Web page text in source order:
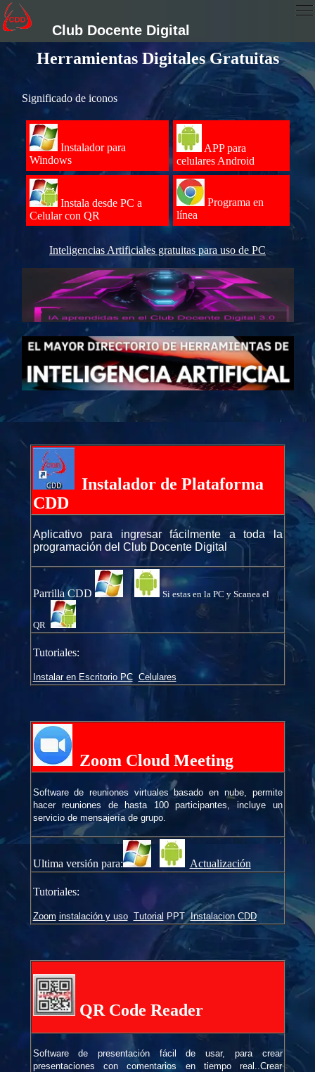
Club Docente Digital
Herramientas Digitales Gratuitas
Significado de iconos
Instalador para
Windows
APP para
celulares Android
Instala desde PC a
Celular con QR
Programa en
línea
Inteligencias Artificiales gratuitas para uso de PC
Instalador de Plataforma
CDD
Aplicativo para ingresar fácilmente a toda la
programación del Club Docente Digital
Parrilla CDD Si estas en la PC y Scanea el
QR
Tutoriales:
Instalar en Escritorio PC Celulares
Zoom Cloud Meeting
Software de reuniones virtuales basado en nube, permite
hacer reuniones de hasta 100 participantes, incluye un
servicio de mensajería de grupo.
Ultima versión para: Actualización
Tutoriales:
Zoom instalación y uso Tutorial PPTInstalacion CDD
QR Code Reader
Software de presentación fácil de usar, para crear
presentaciones con comentarios en tiempo real..Crear